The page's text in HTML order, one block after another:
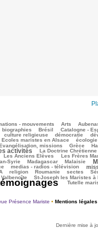
- mouvements Arts
biographies Brésil Catalogne -
culture religieuse démocratie
Ecoles maristes en Alsace écologie
missions Grèce
activités La Doctrine
Les Anciens Elèves Les Frères
Syrie Madagascar Malaisie
medias - radios - télévision
religion Roumanie sectes
St-Joseph les Maristes à
Tutelle
Présence Mariste • Mentions légales
Dernière mise à